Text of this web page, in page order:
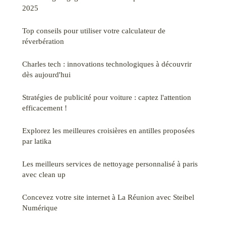
2025
Top conseils pour utiliser votre calculateur de
réverbération
Charles tech : innovations technologiques à découvrir
dès aujourd'hui
Stratégies de publicité pour voiture : captez l'attention
efficacement !
Explorez les meilleures croisières en antilles proposées
par latika
Les meilleurs services de nettoyage personnalisé à paris
avec clean up
Concevez votre site internet à La Réunion avec Steibel
Numérique